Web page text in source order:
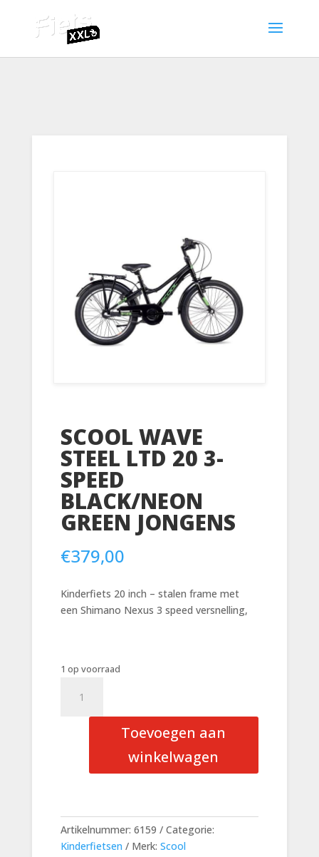
SCOOL WAVE
STEEL LTD 20 3-
SPEED
BLACK/NEON
GREEN JONGENS
€379,00
Kinderfiets 20 inch – stalen frame met
een Shimano Nexus 3 speed versnelling,
1 op voorraad
Wave
Green
Jongens
aantal
Toevoegen aan
winkelwagen
Artikelnummer: 6159
Categorie:
Kinderfietsen
Merk: Scool